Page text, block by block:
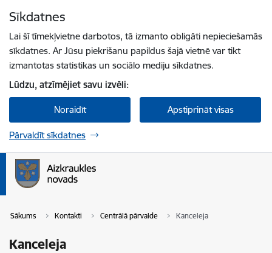
Sīkdatnes
Lai šī tīmekļvietne darbotos, tā izmanto obligāti nepieciešamās
sīkdatnes. Ar Jūsu piekrišanu papildus šajā vietnē var tikt
izmantotas statistikas un sociālo mediju sīkdatnes.
Lūdzu, atzīmējiet savu izvēli:
Noraidīt Apstiprināt visas
Pārvaldīt sīkdatnes
Sākums Kontakti Centrālā pārvalde Kanceleja
Kanceleja